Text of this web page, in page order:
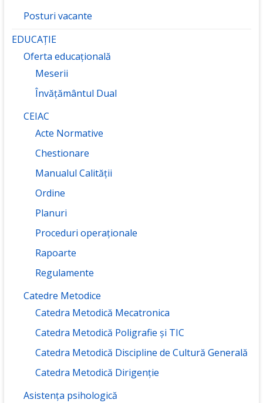
Posturi vacante
EDUCAȚIE
Oferta educațională
Meserii
Învățământul Dual
CEIAC
Acte Normative
Chestionare
Manualul Calității
Ordine
Planuri
Proceduri operaționale
Rapoarte
Regulamente
Catedre Metodice
Catedra Metodică Mecatronica
Catedra Metodică Poligrafie și TIC
Catedra Metodică Discipline de Cultură Generală
Catedra Metodică Dirigenție
Asistența psihologică